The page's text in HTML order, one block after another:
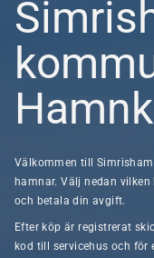
Välkommen till
hamnar. Välj nedan
och betala din avgift.
Efter köp är registrerat
kod till servicehus och för